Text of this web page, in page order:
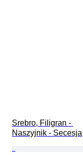
Srebro, Filigran -
Naszyjnik - Secesja